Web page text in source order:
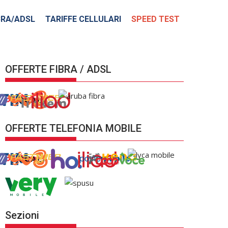
ADSL TARIFFE CELLULARI SPEED TEST
OFFERTE FIBRA / ADSL
OFFERTE TELEFONIA MOBILE
Sezioni